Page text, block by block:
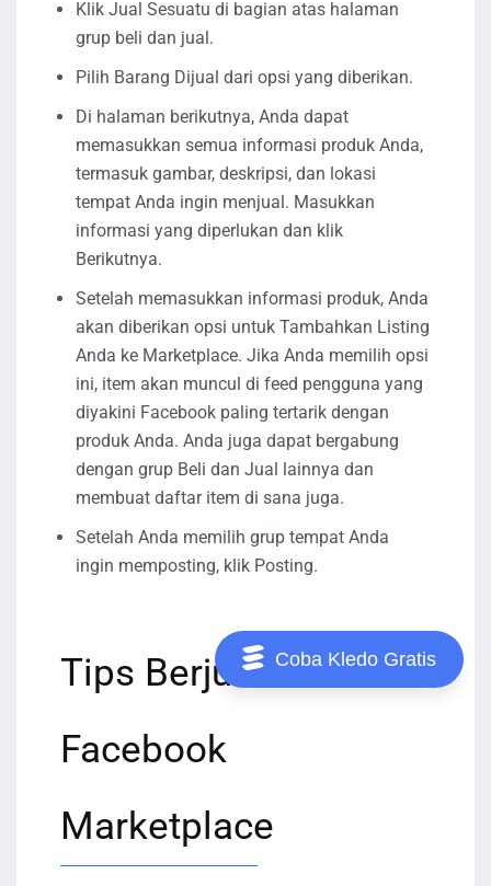
Klik Jual Sesuatu di bagian atas halaman
grup beli dan jual.
Pilih Barang Dijual dari opsi yang diberikan.
Di halaman berikutnya, Anda dapat
memasukkan semua informasi produk Anda,
termasuk gambar, deskripsi, dan lokasi
tempat Anda ingin menjual. Masukkan
informasi yang diperlukan dan klik
Berikutnya.
Setelah memasukkan informasi produk, Anda
akan diberikan opsi untuk Tambahkan Listing
Anda ke Marketplace. Jika Anda memilih opsi
ini, item akan muncul di feed pengguna yang
diyakini Facebook paling tertarik dengan
produk Anda. Anda juga dapat bergabung
dengan grup Beli dan Jual lainnya dan
membuat daftar item di sana juga.
Setelah Anda memilih grup tempat Anda
ingin memposting, klik Posting.
Tips Berjualan di
Facebook
Marketplace
Coba Kledo Gratis